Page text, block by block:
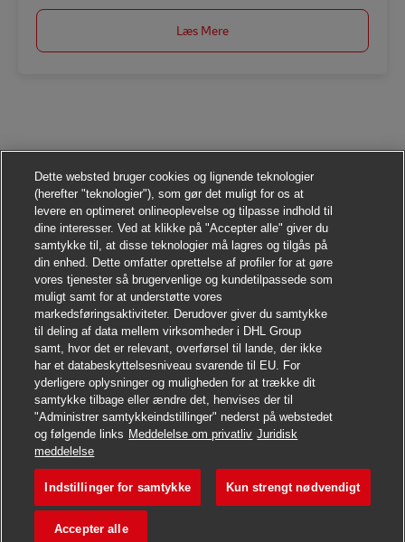
Søg jobbet
Gem job Ausbildung Fachkraft
Læs Mere
Dette websted bruger cookies og lignende teknologier
(herefter "teknologier"), som gør det muligt for os at
levere en optimeret onlineoplevelse og tilpasse indhold til
dine interesser. Ved at klikke på "Accepter alle" giver du
samtykke til, at disse teknologier må lagres og tilgås på
din enhed. Dette omfatter oprettelse af profiler for at gøre
vores tjenester så brugervenlige og kundetilpassede som
muligt samt for at understøtte vores
markedsføringsaktiviteter. Derudover giver du samtykke
til deling af data mellem virksomheder i DHL Group
samt, hvor det er relevant, overførsel til lande, der ikke
har et databeskyttelsesniveau svarende til EU. For
yderligere oplysninger og muligheden for at trække dit
samtykke tilbage eller ændre det, henvises der til
"Administrer samtykkeindstillinger" nederst på webstedet
og følgende links Meddelelse om privatliv Juridisk
meddelelse
Indstillinger for samtykke Kun strengt nødvendigt
Accepter alle